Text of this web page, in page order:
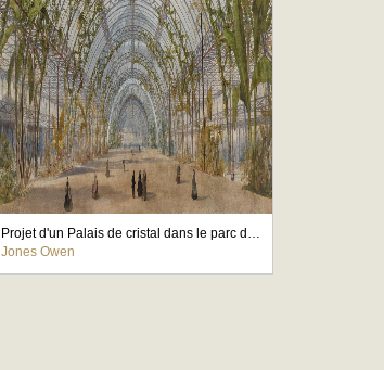
Projet d'un Palais de cristal dans le parc de Saint-Cloud : vue int?rieure
Jones Owen